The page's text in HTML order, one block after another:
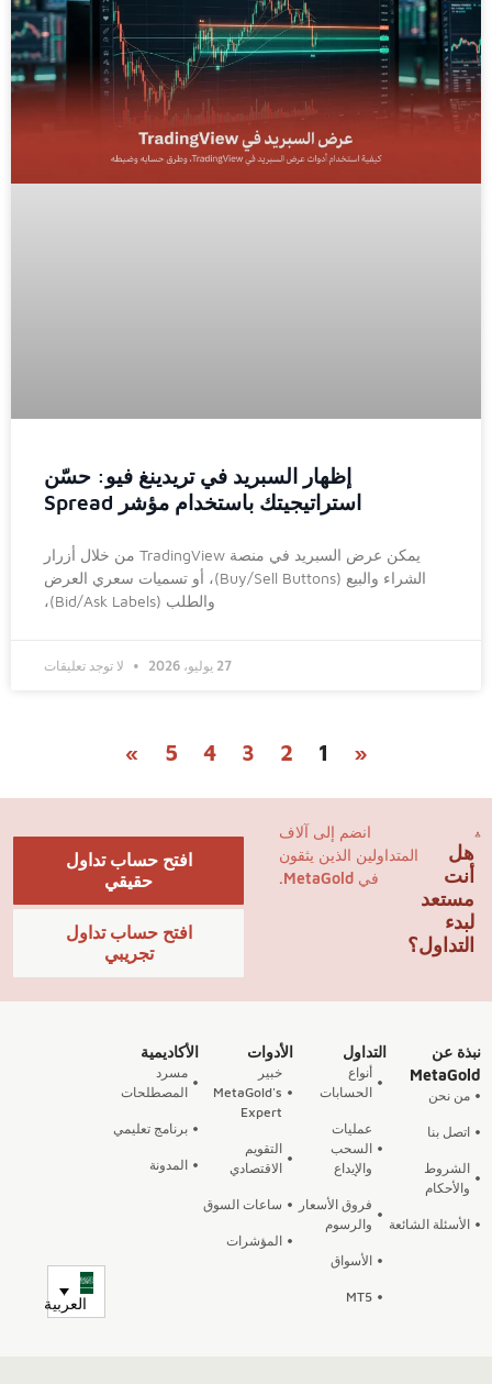
إظهار السبريد في تريدينغ فيو: حسّن
استراتيجيتك باستخدام مؤشر Spread
يمكن عرض السبريد في منصة TradingView من خلال أزرار
الشراء والبيع (Buy/Sell Buttons)، أو تسميات سعري العرض
والطلب (Bid/Ask Labels)،
27 يوليو، 2026 لا توجد تعليقات
«
1
2
3
4
5
»
هل
أنت
مستعد
لبدء
التداول؟
انضم إلى آلاف
المتداولين الذين يثقون
في MetaGold.
افتح حساب تداول
حقيقي
افتح حساب تداول
تجريبي
نبذة عن
MetaGold
من نحن
اتصل بنا
الشروط
والأحكام
الأسئلة الشائعة
التداول
أنواع
الحسابات
عمليات
السحب
والإيداع
فروق الأسعار
والرسوم
الأسواق
MT5
الأدوات
خبير
MetaGold's
Expert
التقويم
الاقتصادي
ساعات السوق
المؤشرات
الأكاديمية
مسرد
المصطلحات
برنامج تعليمي
المدونة
العربية